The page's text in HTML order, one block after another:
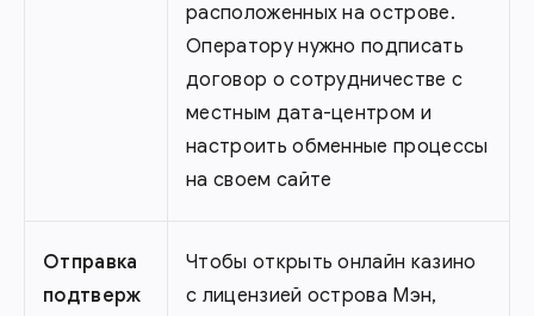
расположенных на острове.
Оператору нужно подписать
договор о сотрудничестве с
местным дата-центром и
настроить обменные процессы
на своем сайте
Отправка
подтверж
Чтобы открыть онлайн казино
с лицензией острова Мэн,